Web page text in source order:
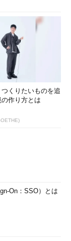
つくりたいものを追
作り方とは
On：SSO）とは